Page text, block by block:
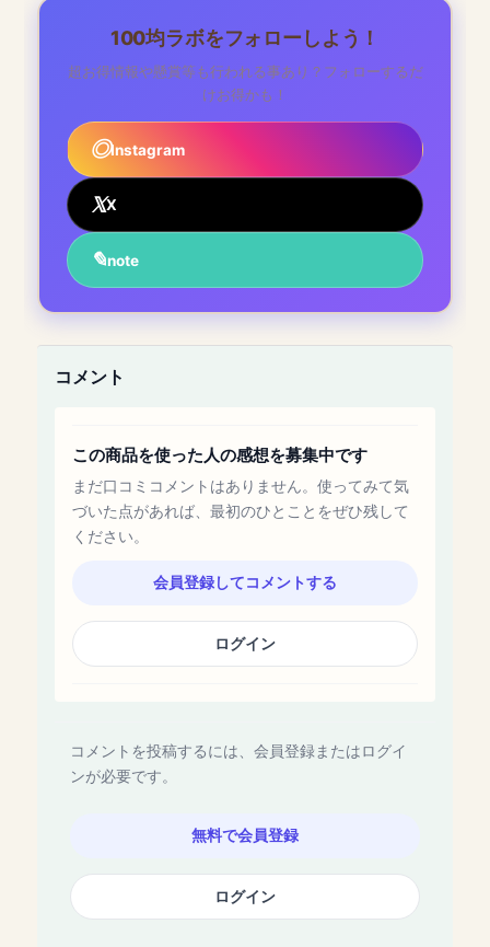
100均ラボをフォローしよう！
超お得情報や懸賞等も行われる事あり？フォローするだ
けお得かも！
Instagram
X
note
コメント
この商品を使った人の感想を募集中です
まだ口コミコメントはありません。使ってみて気
づいた点があれば、最初のひとことをぜひ残して
ください。
会員登録してコメントする
ログイン
コメントを投稿するには、会員登録またはログイ
ンが必要です。
無料で会員登録
ログイン